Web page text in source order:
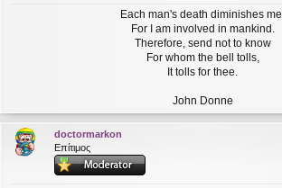
Each man's death diminishes me,
For I am involved in mankind.
Therefore, send not to know
For whom the bell tolls,
It tolls for thee.
John Donne
doctormarkon
Επίτιμος